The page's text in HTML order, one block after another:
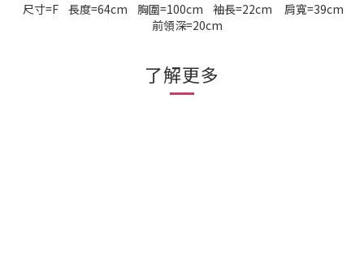
尺寸=F 長度=64cm 胸圍=100cm 袖長=22cm 肩寬=39cm
前領深=20cm
了解更多